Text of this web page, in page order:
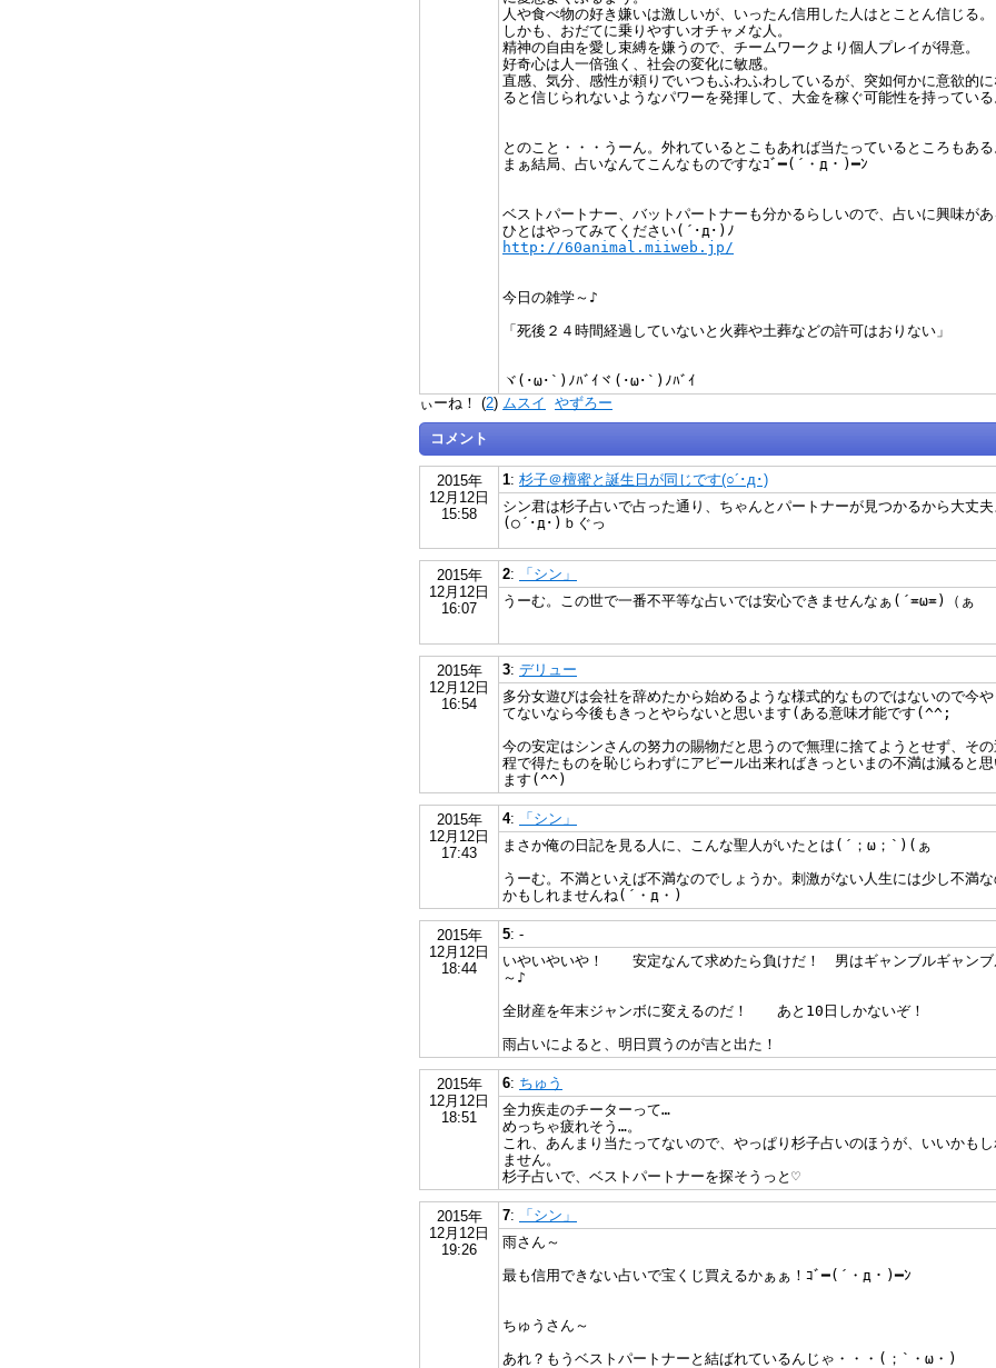
人や食べ物の好き嫌いは激しいが、いったん信用した人はとことん信じる。
しかも、おだてに乗りやすいオチャメな人。
精神の自由を愛し束縛を嫌うので、チームワークより個人プレイが得意。
好奇心は人一倍強く、社会の変化に敏感。
直感、気分、感性が頼りでいつもふわふわしているが、突如何かに意欲的
ると信じられないようなパワーを発揮して、大金を稼ぐ可能性を持ってい
とのこと・・・うーん。外れているとこもあれば当たっているところもあ
まぁ結局、占いなんてこんなものですなｺﾞ━(´・д・)━ﾝ
ベストパートナー、バットパートナーも分かるらしいので、占いに興味が
ひとはやってみてください(´･д･)ﾉ
http://60animal.miiweb.jp/
今日の雑学～♪
「死後２４時間経過していないと火葬や土葬などの許可はおりない」
ヾ(･ω･`)ﾉﾊﾞｲヾ(･ω･`)ﾉﾊﾞｲ
ぃーね！ (2) ムスイ やずろー
コメント
2015年
12月12日
15:58
1: 杉子＠檀蜜と誕生日が同じです(○´･д･)
シン君は杉子占いで占った通り、ちゃんとパートナーが見つかるから大丈
(○´･д･)ｂぐっ
2015年
12月12日
16:07
2:
「シン」
うーむ。この世で一番不平等な占いでは安心できませんなぁ(´≖ω≖)（ぁ
2015年
12月12日
16:54
3: デリュー
多分女遊びは会社を辞めたから始めるような様式的なものではないので今
てないなら今後もきっとやらないと思います(ある意味才能です(^^;
今の安定はシンさんの努力の賜物だと思うので無理に捨てようとせず、そ
程で得たものを恥じらわずにアピール出来ればきっといまの不満は減ると
ます(^^)
2015年
12月12日
17:43
4:
「シン」
まさか俺の日記を見る人に、こんな聖人がいたとは(´；ω；`)(ぁ
うーむ。不満といえば不満なのでしょうか。刺激がない人生には少し不満
かもしれませんね(´・д・)
2015年
12月12日
18:44
5: -
いやいやいや！ 安定なんて求めたら負けだ！ 男はギャンブルギャンブ
～♪
全財産を年末ジャンボに変えるのだ！ あと10日しかないぞ！
雨占いによると、明日買うのが吉と出た！
2015年
12月12日
18:51
6: ちゅう
全力疾走のチーターって…
めっちゃ疲れそう…。
これ、あんまり当たってないので、やっぱり杉子占いのほうが、いいかも
ません。
杉子占いで、ベストパートナーを探そうっと♡
2015年
12月12日
19:26
7:
「シン」
雨さん～
最も信用できない占いで宝くじ買えるかぁぁ！ｺﾞ━(´・д・)━ﾝ
ちゅうさん～
あれ？もうベストパートナーと結ばれているんじゃ・・・(；`・ω・)